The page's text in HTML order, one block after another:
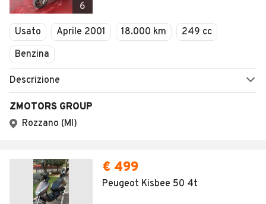
6
Usato Aprile 2001 18.000 km
249 cc
Benzina
Descrizione
ZMOTORS GROUP
Rozzano (MI)
€ 499
Peugeot Kisbee 50 4t